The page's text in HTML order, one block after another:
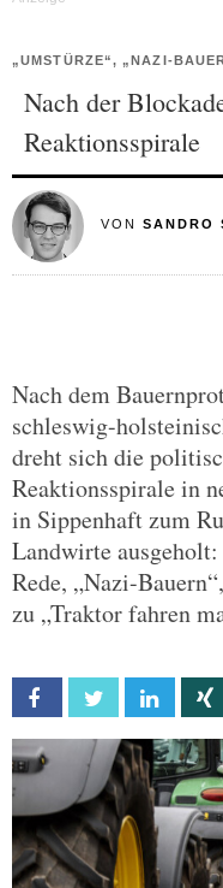
„UMSTÜRZE“, „NAZI-
Nach der
Reaktionsspirale
VON SANDRO
Nach dem
schleswig-
dreht sich die
Reaktionsspirale in
in Sippenhaft zum
Landwirte
Rede, „Nazi-
zu „Traktor fahren
Facebook Twitter Linkedin